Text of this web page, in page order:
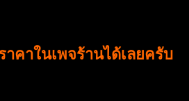
คาในเพจร้านได้เลยครับ